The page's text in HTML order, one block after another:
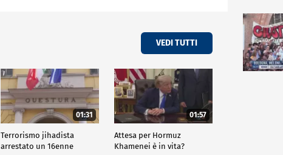
VEDI TUTTI
01:31
Terrorismo jihadista
arrestato un 16enne
01:57
Attesa per Hormuz
Khamenei è in vita?